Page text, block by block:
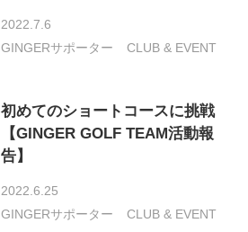
2022.7.6
GINGERサポーター
CLUB & EVENT
初めてのショートコースに挑戦
【GINGER GOLF TEAM活動報
告】
2022.6.25
GINGERサポーター
CLUB & EVENT